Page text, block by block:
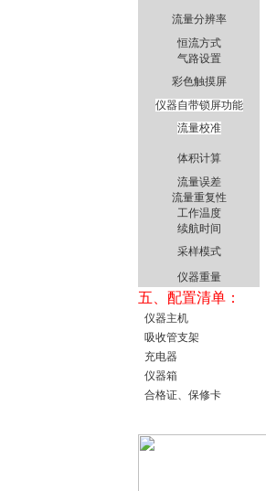
流量分辨率
恒流方式
气路设置
彩色触摸屏
仪器自带锁屏功能
流量校准
体积计算
流量误差
流量重复性
工作温度
续航时间
采样模式
仪器重量
五、配置清单：
仪器主机
吸收管支架
充电器
仪器箱
合格证、保修卡